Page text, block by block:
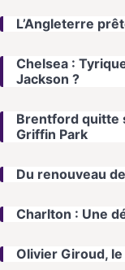
L’Angleterre
Chelsea :
Jackson ?
Brentford quitte
Griffin Park
Du renouveau
Charlton : Une
Olivier Giroud,